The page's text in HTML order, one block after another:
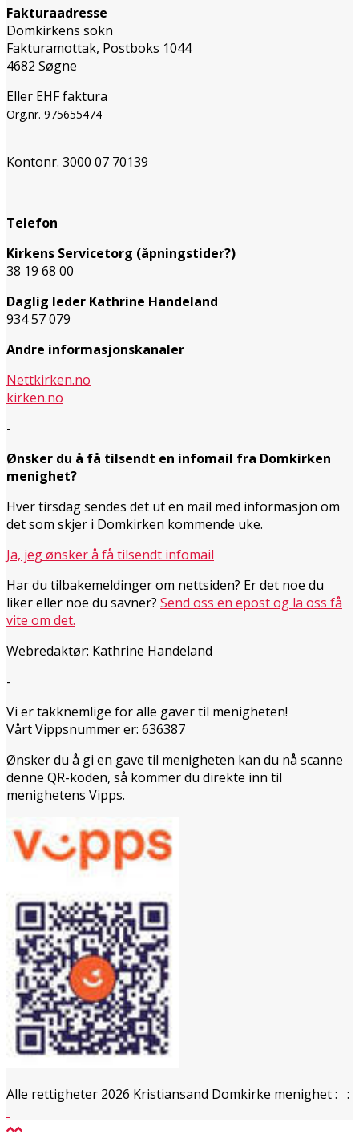
Fakturaadresse
Domkirkens sokn
Fakturamottak, Postboks 1044
4682 Søgne
Eller EHF faktura
Org.nr. 975655474
Kontonr. 3000 07 70139
Telefon
Kirkens Servicetorg (åpningstider?)
38 19 68 00
Daglig leder Kathrine Handeland
934 57 079
Andre informasjonskanaler
Nettkirken.no
kirken.no
-
Ønsker du å få tilsendt en infomail fra Domkirken
menighet?
Hver tirsdag sendes det ut en mail med informasjon om
det som skjer i Domkirken kommende uke.
Ja, jeg ønsker å få tilsendt infomail
Har du tilbakemeldinger om nettsiden? Er det noe du
liker eller noe du savner? Send oss en epost og la oss få
vite om det.
Webredaktør: Kathrine Handeland
-
Vi er takknemlige for alle gaver til menigheten!
Vårt Vippsnummer er: 636387
Ønsker du å gi en gave til menigheten kan du nå scanne
denne QR-koden, så kommer du direkte inn til
menighetens Vipps.
Alle rettigheter 2026 Kristiansand Domkirke menighet: :